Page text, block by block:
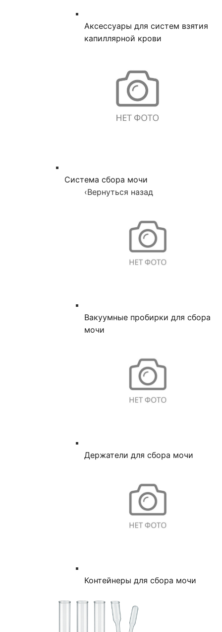
Аксессуары для систем взятия
капиллярной крови
Система сбора мочи
‹Вернуться назад
Вакуумные пробирки для сбора
мочи
Держатели для сбора мочи
Контейнеры для сбора мочи